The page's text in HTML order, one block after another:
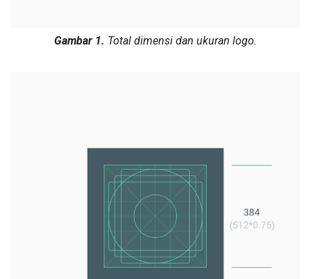
Gambar 1. Total dimensi dan ukuran logo.